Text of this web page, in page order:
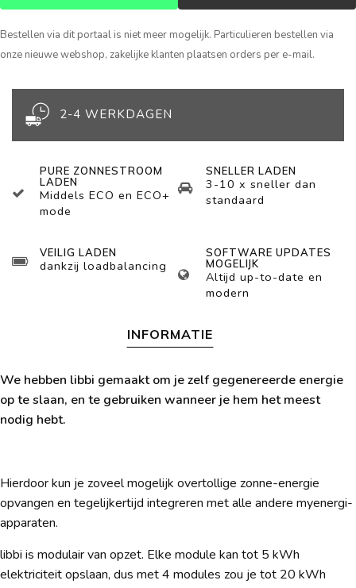
Bestellen via dit portaal is niet meer mogelijk. Particulieren bestellen via
onze nieuwe webshop, zakelijke klanten plaatsen orders per e-mail.
2-4 WERKDAGEN
PURE ZONNESTROOM
LADEN
Middels ECO en ECO+
mode
SNELLER LADEN
3-10 x sneller dan
standaard
VEILIG LADEN
dankzij loadbalancing
SOFTWARE UPDATES
MOGELIJK
Altijd up-to-date en
modern
INFORMATIE
We hebben libbi gemaakt om je zelf gegenereerde energie
op te slaan, en te gebruiken wanneer je hem het meest
nodig hebt.
Hierdoor kun je zoveel mogelijk overtollige zonne-energie
opvangen en tegelijkertijd integreren met alle andere myenergi-
apparaten.
libbi is modulair van opzet. Elke module kan tot 5 kWh
elektriciteit opslaan, dus met 4 modules zou je tot 20 kWh